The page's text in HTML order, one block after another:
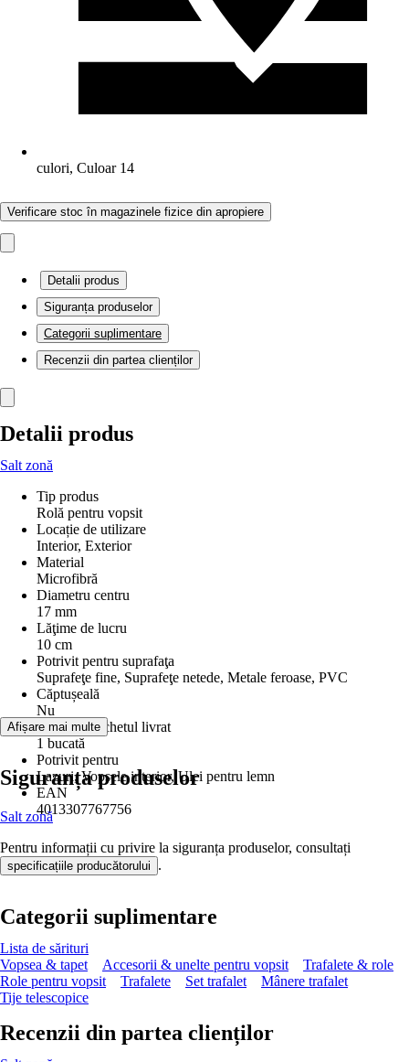
culori, Culoar 14
Verificare stoc în magazinele fizice din apropiere
Detalii produs
Siguranța produselor
Categorii suplimentare
Recenzii din partea clienților
Detalii produs
Salt zonă
Tip produs
Rolă pentru vopsit
Locație de utilizare
Interior, Exterior
Material
Microfibră
Diametru centru
17 mm
Lăţime de lucru
10 cm
Potrivit pentru suprafaţa
Suprafeţe fine, Suprafeţe netede, Metale feroase, PVC
Căptușeală
Nu
Inclus în pachetul livrat
1 bucată
Potrivit pentru
Lazuri, Vopsele interior, Ulei pentru lemn
EAN
4013307767756
Afișare mai multe
Siguranța produselor
Salt zonă
Pentru informații cu privire la siguranța produselor, consultați
specificațiile producătorului .
Categorii suplimentare
Lista de sărituri
Vopsea & tapet
Accesorii & unelte pentru vopsit
Trafalete & role
Role pentru vopsit
Trafalete Set trafalet
Mânere trafalet
Tije telescopice
Recenzii din partea clienților